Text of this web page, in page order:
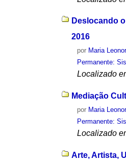
Deslocando
2016
por Maria
Permanente:
Localizado
Mediação
por Maria
Permanente:
Localizado
Arte, Artista,